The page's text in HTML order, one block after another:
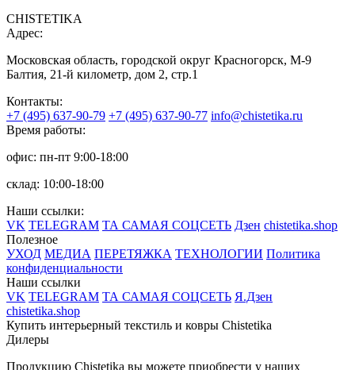
CHISTETIKA
Адрес:
Московская область, городской округ Красногорск, М-9
Балтия, 21-й километр, дом 2, стр.1
Контакты:
+7 (495) 637-90-79 +7 (495) 637-90-77 info@chistetika.ru
Время работы:
офис: пн-пт 9:00-18:00
склад: 10:00-18:00
Наши ссылки:
VK TELEGRAM ТА САМАЯ СОЦСЕТЬ Дзен chistetika.shop
Полезное
УХОД МЕДИА ПЕРЕТЯЖКА ТЕХНОЛОГИИ Политика
конфиденциальности
Наши ссылки
VK TELEGRAM ТА САМАЯ СОЦСЕТЬ Я.Дзен
chistetika.shop
Купить интерьерный текстиль и ковры Chistetika
Дилеры
Продукцию Chistetika вы можете приобрести у наших